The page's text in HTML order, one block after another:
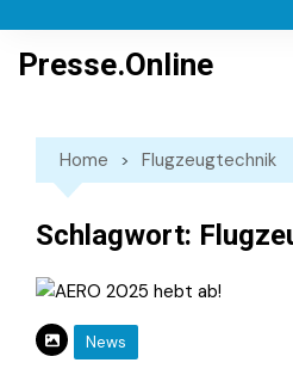
content
Presse.Online
Home Flugzeugtechnik
Schlagwort:
News